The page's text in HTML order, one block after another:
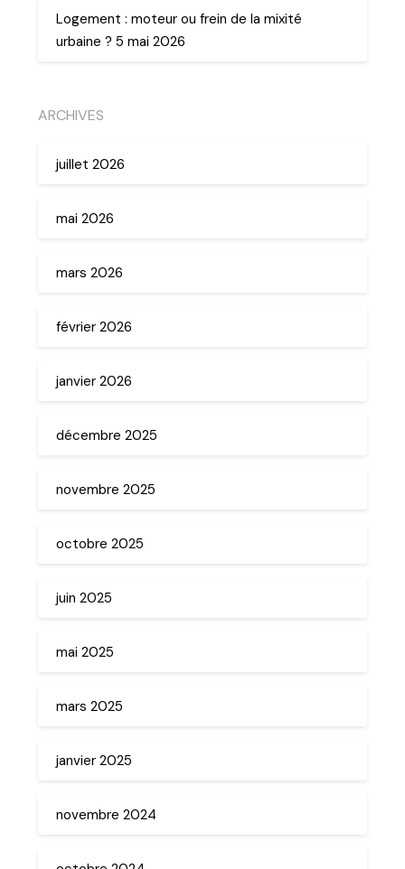
Logement : moteur ou frein de la mixité
urbaine ? 5 mai 2026
ARCHIVES
juillet 2026
mai 2026
mars 2026
février 2026
janvier 2026
décembre 2025
novembre 2025
octobre 2025
juin 2025
mai 2025
mars 2025
janvier 2025
novembre 2024